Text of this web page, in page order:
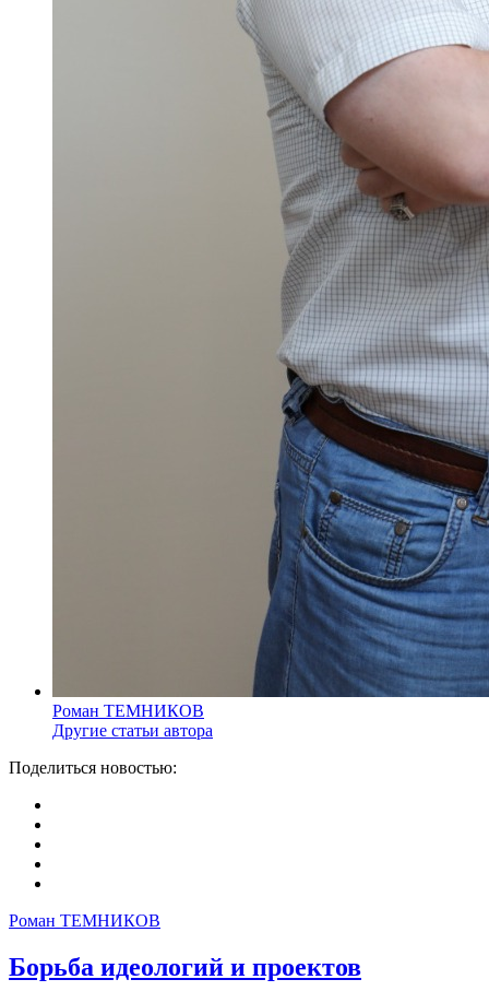
Роман ТЕМНИКОВ
Другие статьи автора
Поделиться новостью:
Роман ТЕМНИКОВ
Борьба идеологий и проектов